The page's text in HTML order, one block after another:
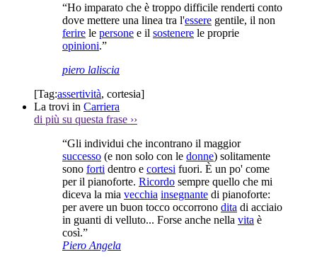
“Ho imparato che è troppo difficile renderti conto
dove mettere una linea tra l'essere gentile, il non
ferire le persone e il sostenere le proprie
opinioni.”
piero laliscia
[Tag:assertività, cortesia]
La trovi in Carriera
di più su questa frase ››
“Gli individui che incontrano il maggior
successo (e non solo con le donne) solitamente
sono forti dentro e cortesi fuori. È un po' come
per il pianoforte. Ricordo sempre quello che mi
diceva la mia vecchia insegnante di pianoforte:
per avere un buon tocco occorrono dita di acciaio
in guanti di velluto... Forse anche nella vita è
così.”
Piero Angela